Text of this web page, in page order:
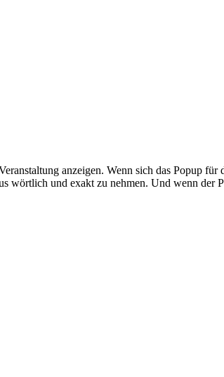
anzeigen. Wenn sich das Popup
wörtlich und exakt zu nehmen. Und wenn